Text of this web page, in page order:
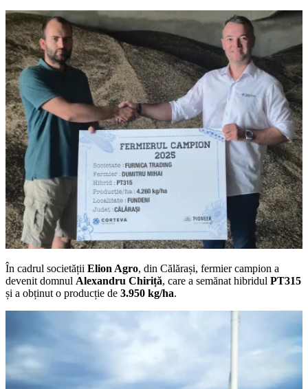
În cadrul societății Elion Agro, din Călărași, fermier campion a
devenit domnul Alexandru Chiriță, care a semănat hibridul PT315
și a obținut o producție de 3.950 kg/ha.